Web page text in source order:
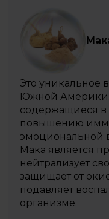
Это уникальное
Южной
содержащиеся в
повышению
эмоциональной
Мака является
нейтрализует
защищает от
подавляет
организме.